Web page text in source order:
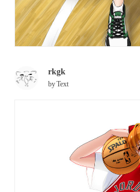
rkgk
byText